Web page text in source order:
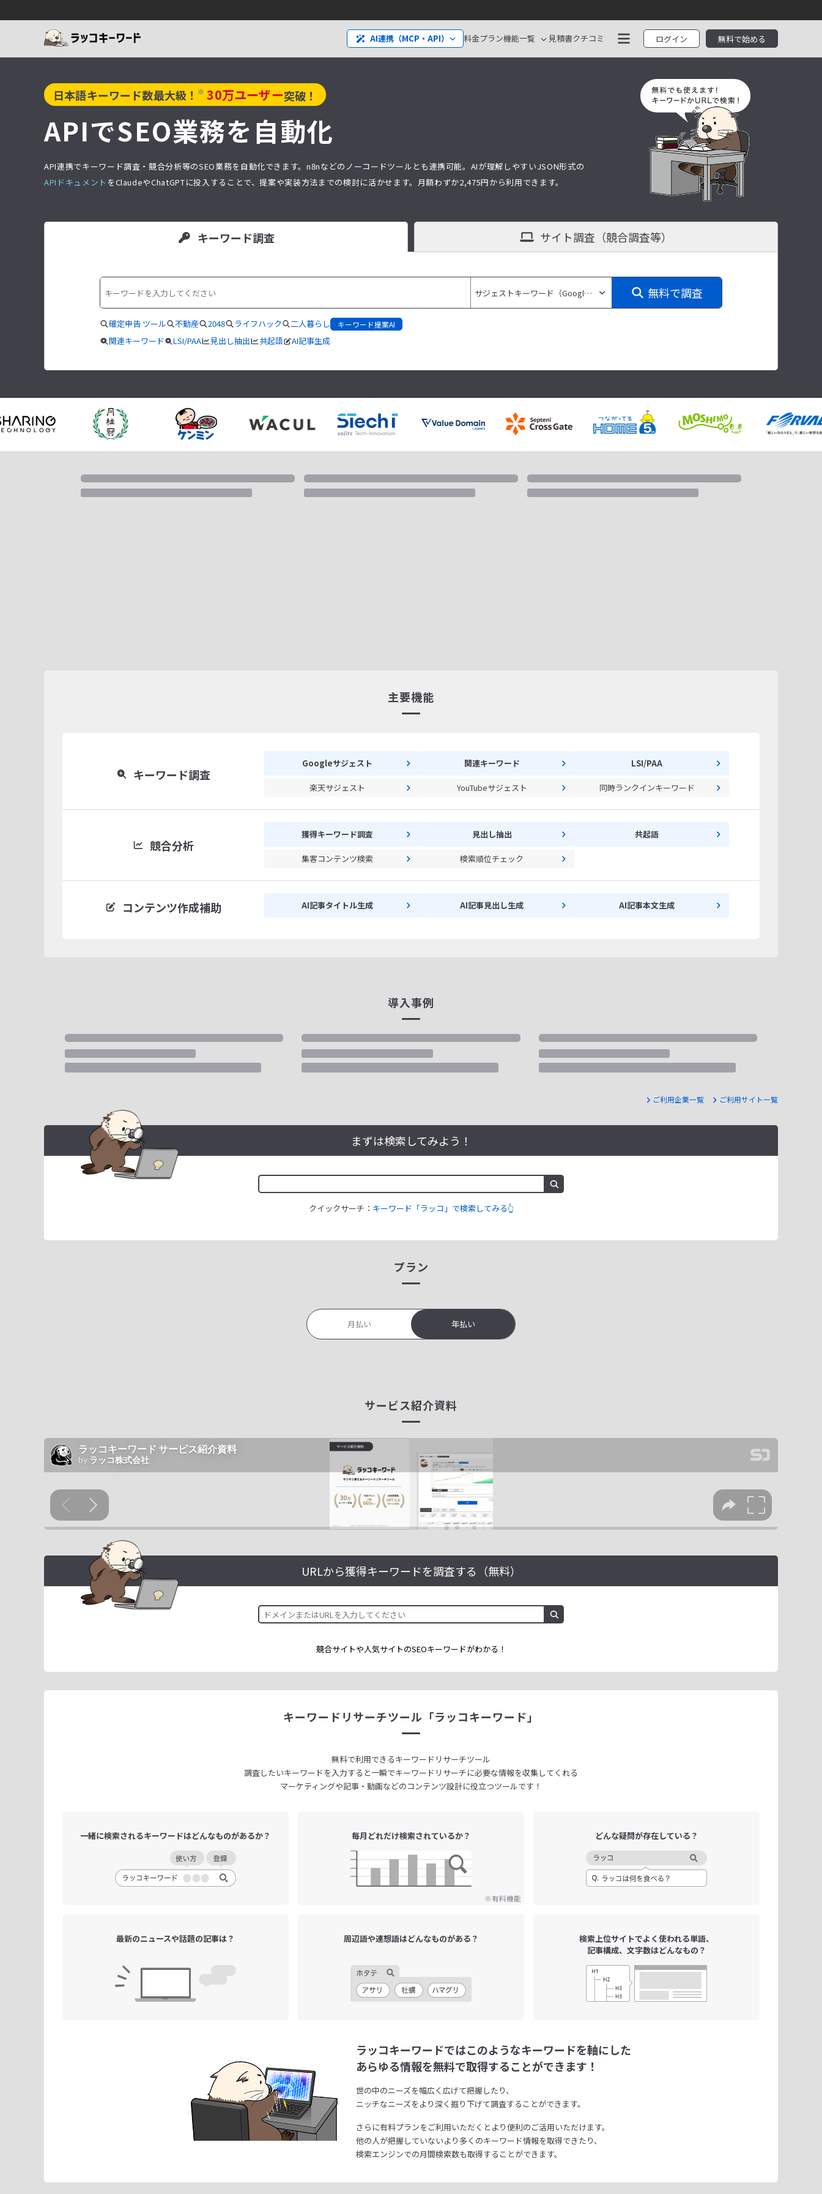
料金プラン機能一覧
AI連携（MCP・API） 見積書クチコミ ログイン 無料で始める
日本語キーワード数最大級！ ※ 30万ユーザー突破！
APIでSEO業務を自動化
API連携でキーワード調査・競合分析等のSEO業務を自動化できます。n8nなどのノーコードツールとも連携可能。AIが理解しやすいJSON形式の
APIドキュメント をClaudeやChatGPTに投入することで、提案や実装方法までの検討に活かせます。月額わずか2,475円から利用できます。
キーワード調査 サイト調査 （競合調査等）
無料で調査
確定申告 ツール 不動産 2048 ライフハック 二人暮らし キーワード提案AI
関連キーワード LSI/PAA 見出し抽出 共起語 AI記事生成
主要機能
キーワード調査
Googleサジェスト 関連キーワード LSI/PAA
楽天サジェスト YouTubeサジェスト 同時ランクインキーワード
競合分析
獲得キーワード調査 見出し抽出 共起語
集客コンテンツ検索 検索順位チェック
コンテンツ作成補助 AI記事タイトル生成 AI記事見出し生成 AI記事本文生成
導入事例
ご利用企業一覧 ご利用サイト一覧
まずは検索してみよう！
クイックサーチ： キーワード「ラッコ」で検索してみる👆
プラン
月払い 年払い
サービス紹介資料
URLから獲得キーワードを調査する（無料）
競合サイトや人気サイトのSEOキーワードがわかる！
キーワードリサーチツール 「ラッコキーワード」
無料で利用できるキーワードリサーチツール
調査したいキーワードを入力すると一瞬でキーワードリサーチに必要な情報を収集してくれる
マーケティングや記事・動画などのコンテンツ設計に役立つツールです！
一緒に検索されるキーワードはどんなものがあるか？ 毎月どれだけ検索されているか？
※有料機能
どんな疑問が存在している？
最新のニュースや話題の記事は？ 周辺語や連想語はどんなものがある？ 検索上位サイトでよく使われる単語、
記事構成、文字数はどんなもの？
ラッコキーワードではこのようなキーワードを軸にした
あらゆる情報を無料で取得することができます！
世の中のニーズを幅広く広げて把握したり、
ニッチなニーズをより深く掘り下げて調査することができます。
さらに有料プランをご利用いただくとより便利のご活用いただけます。
他の人が把握していないより多くのキーワード情報を取得できたり、
検索エンジンでの月間検索数も取得することができます。